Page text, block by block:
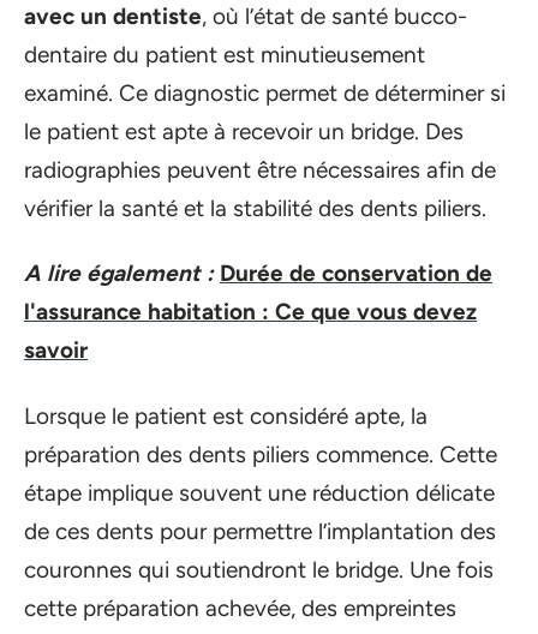
avec un dentiste, où l’état de santé bucco-
dentaire du patient est minutieusement
examiné. Ce diagnostic permet de déterminer si
le patient est apte à recevoir un bridge. Des
radiographies peuvent être nécessaires afin de
vérifier la santé et la stabilité des dents piliers.
A lire également : Durée de conservation de
l'assurance habitation : Ce que vous devez
savoir
Lorsque le patient est considéré apte, la
préparation des dents piliers commence. Cette
étape implique souvent une réduction délicate
de ces dents pour permettre l’implantation des
couronnes qui soutiendront le bridge. Une fois
cette préparation achevée, des empreintes